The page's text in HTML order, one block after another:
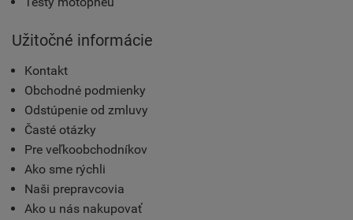
Užitočné informácie
Kontakt
Obchodné podmienky
Odstúpenie od zmluvy
Časté otázky
Pre veľkoobchodníkov
Ako sme rýchli
Naši prepravcovia
Ako u nás nakupovať